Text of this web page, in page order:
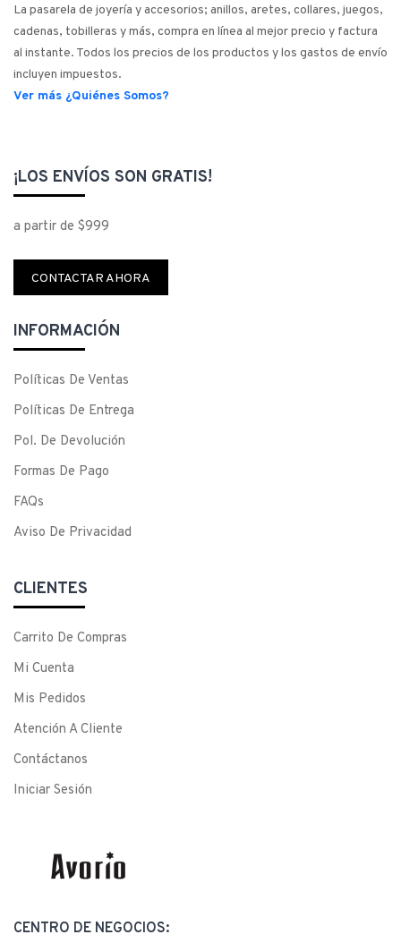
La pasarela de joyería y accesorios; anillos, aretes, collares, juegos,
cadenas, tobilleras y más, compra en línea al mejor precio y factura
al instante. Todos los precios de los productos y los gastos de envío
incluyen impuestos.
Ver más ¿Quiénes Somos?
¡LOS ENVÍOS SON GRATIS!
a partir de $999
CONTACTAR AHORA
INFORMACIÓN
Políticas De Ventas
Políticas De Entrega
Pol. De Devolución
Formas De Pago
FAQs
Aviso De Privacidad
CLIENTES
Carrito De Compras
Mi Cuenta
Mis Pedidos
Atención A Cliente
Contáctanos
Iniciar Sesión
CENTRO DE NEGOCIOS: